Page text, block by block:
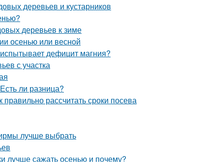
деревьев и кустарников
деревьев к зиме
осенью или весной
дефицит магния?
с участка
ли разница?
рассчитать сроки посева
лучше выбрать
лучше сажать осенью и почему?